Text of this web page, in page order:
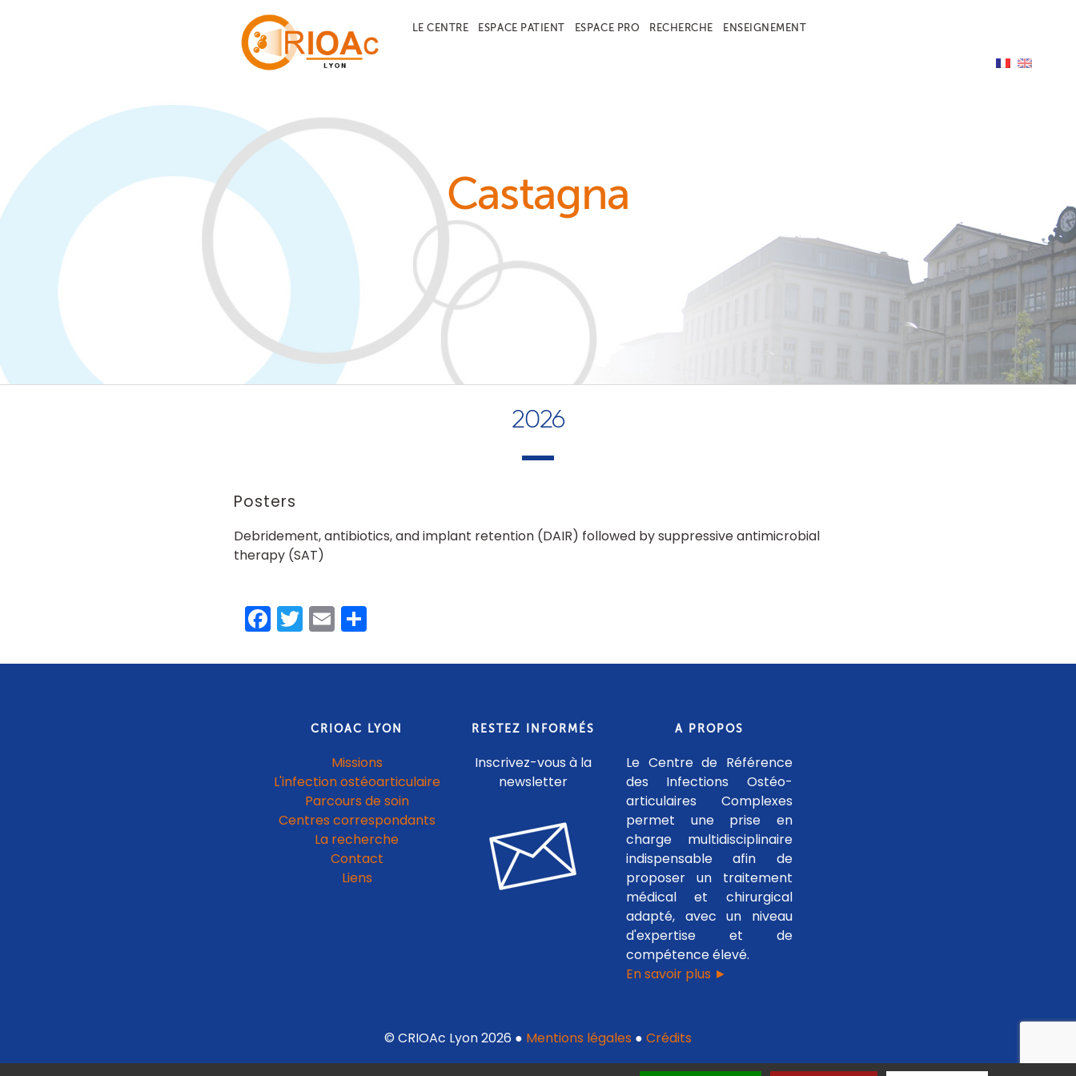
LE CENTRE ESPACE PATIENT ESPACE PRO RECHERCHE ENSEIGNEMENT
Castagna
2026
Posters
Debridement, antibiotics, and implant retention (DAIR) followed by suppressive antimicrobial
therapy (SAT)
Facebook
Twitter
Email
CRIOAC LYON
Missions
L'infection ostéoarticulaire
Parcours de soin
Centres correspondants
La recherche
Contact
Liens
RESTEZ INFORMÉS
Inscrivez-vous à la
newsletter
A PROPOS
Le Centre de Référence
des Infections Ostéo-
articulaires Complexes
permet une prise en
charge multidisciplinaire
indispensable afin de
proposer un traitement
médical et chirurgical
adapté, avec un niveau
d'expertise et de
compétence élevé.
En savoir plus ►
© CRIOAc Lyon 2026 ● Mentions légales ● Crédits